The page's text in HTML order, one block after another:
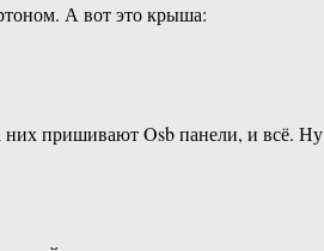
А вот это крыша:
пришивают Osb панели, и всё.